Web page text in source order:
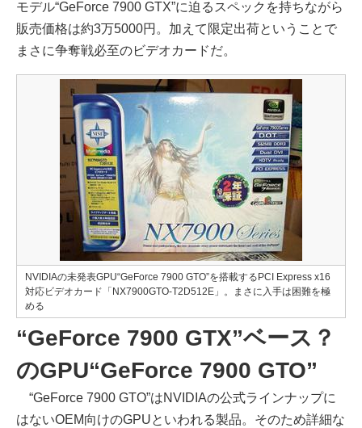
モデル“GeForce 7900 GTX”に迫るスペックを持ちながら
販売価格は約3万5000円。加えて限定出荷ということで
まさに争奪戦必至のビデオカードだ。
NVIDIAの未発表GPU“GeForce 7900 GTO”を搭載するPCI Express x16
対応ビデオカード「NX7900GTO-T2D512E」。まさに入手は困難を極
める
“GeForce 7900 GTX”ベース？
のGPU“GeForce 7900 GTO”
“GeForce 7900 GTO”はNVIDIAの公式ラインナップに
はないOEM向けのGPUといわれる製品。そのため詳細な